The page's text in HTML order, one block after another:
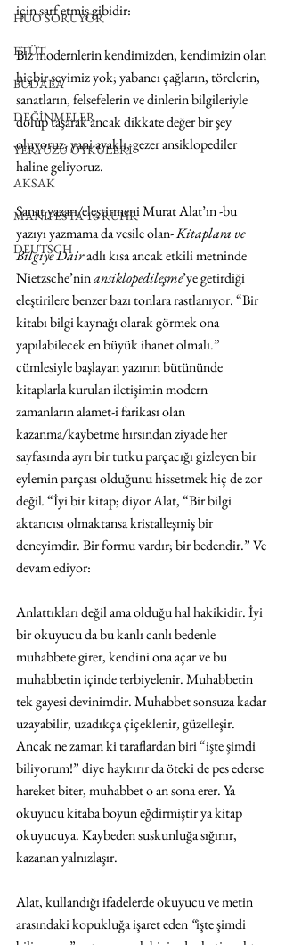
HUO SORUYOR
ETÜT
BUDALA
DEĞİNMELER
YERYÜZÜ ÖYKÜLERİ
AKSAK
MANIFESTA 16 RUHR
DEUTSCH
için sarf etmiş gibidir:
Biz modernlerin kendimizden, kendimizin olan
hiçbir şeyimiz yok; yabancı çağların, törelerin,
sanatların, felsefelerin ve dinlerin bilgileriyle
dolup taşarak ancak dikkate değer bir şey
oluyoruz, yani ayaklı, gezer ansiklopediler
haline geliyoruz.
Sanat yazarı/eleştirmeni Murat Alat’ın -bu
yazıyı yazmama da vesile olan- Kitaplara ve
Bilgiye Dair adlı kısa ancak etkili metninde
Nietzsche’nin ansiklopedileşme’ye getirdiği
eleştirilere benzer bazı tonlara rastlanıyor. “Bir
kitabı bilgi kaynağı olarak görmek ona
yapılabilecek en büyük ihanet olmalı.”
cümlesiyle başlayan yazının bütününde
kitaplarla kurulan iletişimin modern
zamanların alamet-i farikası olan
kazanma/kaybetme hırsından ziyade her
sayfasında ayrı bir tutku parçacığı gizleyen bir
eylemin parçası olduğunu hissetmek hiç de zor
değil. “İyi bir kitap; diyor Alat, “Bir bilgi
aktarıcısı olmaktansa kristalleşmiş bir
deneyimdir. Bir formu vardır; bir bedendir.” Ve
devam ediyor:
Anlattıkları değil ama olduğu hal hakikidir. İyi
bir okuyucu da bu kanlı canlı bedenle
muhabbete girer, kendini ona açar ve bu
muhabbetin içinde terbiyelenir. Muhabbetin
tek gayesi devinimdir. Muhabbet sonsuza kadar
uzayabilir, uzadıkça çiçeklenir, güzelleşir.
Ancak ne zaman ki taraflardan biri “işte şimdi
biliyorum!” diye haykırır da öteki de pes ederse
hareket biter, muhabbet o an sona erer. Ya
okuyucu kitaba boyun eğdirmiştir ya kitap
okuyucuya. Kaybeden suskunluğa sığınır,
kazanan yalnızlaşır.
Alat, kullandığı ifadelerde okuyucu ve metin
arasındaki kopukluğa işaret eden “işte şimdi